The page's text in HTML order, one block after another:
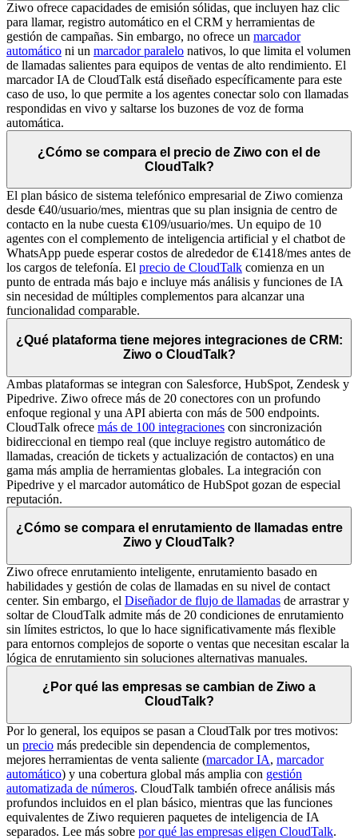
Ziwo ofrece capacidades de emisión sólidas, que incluyen haz clic
para llamar, registro automático en el CRM y herramientas de
gestión de campañas. Sin embargo, no ofrece un marcador
automático ni un marcador paralelo nativos, lo que limita el volumen
de llamadas salientes para equipos de ventas de alto rendimiento. El
marcador IA de CloudTalk está diseñado específicamente para este
caso de uso, lo que permite a los agentes conectar solo con llamadas
respondidas en vivo y saltarse los buzones de voz de forma
automática.
¿Cómo se compara el precio de Ziwo con el de
CloudTalk?
El plan básico de sistema telefónico empresarial de Ziwo comienza
desde €40/usuario/mes, mientras que su plan insignia de centro de
contacto en la nube cuesta €109/usuario/mes. Un equipo de 10
agentes con el complemento de inteligencia artificial y el chatbot de
WhatsApp puede esperar costos de alrededor de €1418/mes antes de
los cargos de telefonía. El precio de CloudTalk comienza en un
punto de entrada más bajo e incluye más análisis y funciones de IA
sin necesidad de múltiples complementos para alcanzar una
funcionalidad comparable.
¿Qué plataforma tiene mejores integraciones de CRM:
Ziwo o CloudTalk?
Ambas plataformas se integran con Salesforce, HubSpot, Zendesk y
Pipedrive. Ziwo ofrece más de 20 conectores con un profundo
enfoque regional y una API abierta con más de 500 endpoints.
CloudTalk ofrece más de 100 integraciones con sincronización
bidireccional en tiempo real (que incluye registro automático de
llamadas, creación de tickets y actualización de contactos) en una
gama más amplia de herramientas globales. La integración con
Pipedrive y el marcador automático de HubSpot gozan de especial
reputación.
¿Cómo se compara el enrutamiento de llamadas entre
Ziwo y CloudTalk?
Ziwo ofrece enrutamiento inteligente, enrutamiento basado en
habilidades y gestión de colas de llamadas en su nivel de contact
center. Sin embargo, el Diseñador de flujo de llamadas de arrastrar y
soltar de CloudTalk admite más de 20 condiciones de enrutamiento
sin límites estrictos, lo que lo hace significativamente más flexible
para entornos complejos de soporte o ventas que necesitan escalar la
lógica de enrutamiento sin soluciones alternativas manuales.
¿Por qué las empresas se cambian de Ziwo a
CloudTalk?
Por lo general, los equipos se pasan a CloudTalk por tres motivos:
un precio más predecible sin dependencia de complementos,
mejores herramientas de venta saliente (marcador IA, marcador
automático) y una cobertura global más amplia con gestión
automatizada de números. CloudTalk también ofrece análisis más
profundos incluidos en el plan básico, mientras que las funciones
equivalentes de Ziwo requieren paquetes de inteligencia de IA
separados. Lee más sobre por qué las empresas eligen CloudTalk.